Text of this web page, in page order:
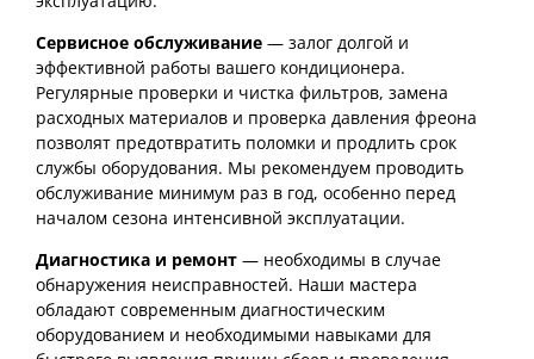
Сервисное обслуживание — залог долгой и
эффективной работы вашего кондиционера.
Регулярные проверки и чистка фильтров, замена
расходных материалов и проверка давления фреона
позволят предотвратить поломки и продлить срок
службы оборудования. Мы рекомендуем проводить
обслуживание минимум раз в год, особенно перед
началом сезона интенсивной эксплуатации.
Диагностика и ремонт — необходимы в случае
обнаружения неисправностей. Наши мастера
обладают современным диагностическим
оборудованием и необходимыми навыками для